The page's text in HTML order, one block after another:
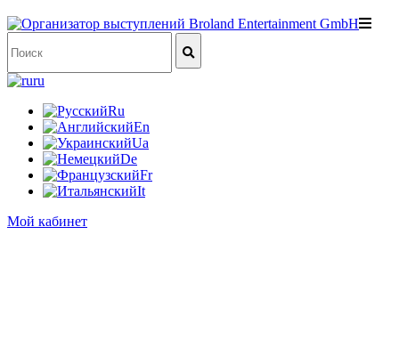
ru
Ru
En
Ua
De
Fr
It
Мой кабинет